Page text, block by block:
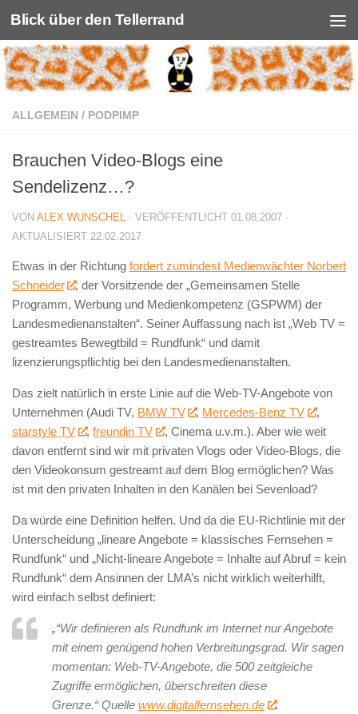
Unter dem Inhalt
Blick über den Tellerrand
ALLGEMEIN / PODPIMP
Brauchen Video-Blogs eine
Sendelizenz…?
VON ALEX WUNSCHEL · VERÖFFENTLICHT 01.08.2007 ·
AKTUALISIERT 22.02.2017
Etwas in der Richtung fordert zumindest Medienwächter Norbert
Schneider
, der Vorsitzende der „Gemeinsamen Stelle
Programm, Werbung und Medienkompetenz (GSPWM) der
Landesmedienanstalten“. Seiner Auffassung nach ist „Web TV =
gestreamtes Bewegtbild = Rundfunk“ und damit
lizenzierungspflichtig bei den Landesmedienanstalten.
Das zielt natürlich in erste Linie auf die Web-TV-Angebote von
Unternehmen (Audi TV, BMW TV , Mercedes-Benz TV
,
starstyle TV
,freundin TV
, Cinema u.v.m.). Aber wie weit
davon entfernt sind wir mit privaten Vlogs oder Video-Blogs, die
den Videokonsum gestreamt auf dem Blog ermöglichen? Was
ist mit den privaten Inhalten in den Kanälen bei Sevenload?
Da würde eine Definition helfen. Und da die EU-Richtlinie mit der
Unterscheidung „lineare Angebote = klassisches Fernsehen =
Rundfunk“ und „Nicht-lineare Angebote = Inhalte auf Abruf = kein
Rundfunk“ dem Ansinnen der LMA’s nicht wirklich weiterhilft,
wird einfach selbst definiert:
„“Wir definieren als Rundfunk im Internet nur Angebote
mit einem genügend hohen Verbreitungsgrad. Wir sagen
momentan: Web-TV-Angebote, die 500 zeitgleiche
Zugriffe ermöglichen, überschreiten diese
Grenze.“ Quelle www.digitalfernsehen.de .